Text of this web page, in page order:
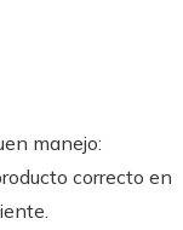
manejo:
correcto en